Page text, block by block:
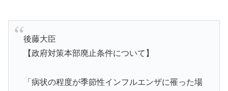
後藤大臣
【政府対策本部廃止条件について】
「病状の程度が季節性インフルエンザに罹った場